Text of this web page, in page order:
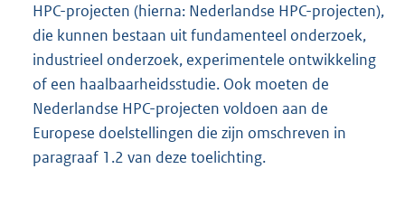
HPC-projecten (hierna: Nederlandse HPC-projecten),
die kunnen bestaan uit fundamenteel onderzoek,
industrieel onderzoek, experimentele ontwikkeling
of een haalbaarheidsstudie. Ook moeten de
Nederlandse HPC-projecten voldoen aan de
Europese doelstellingen die zijn omschreven in
paragraaf 1.2 van deze toelichting.